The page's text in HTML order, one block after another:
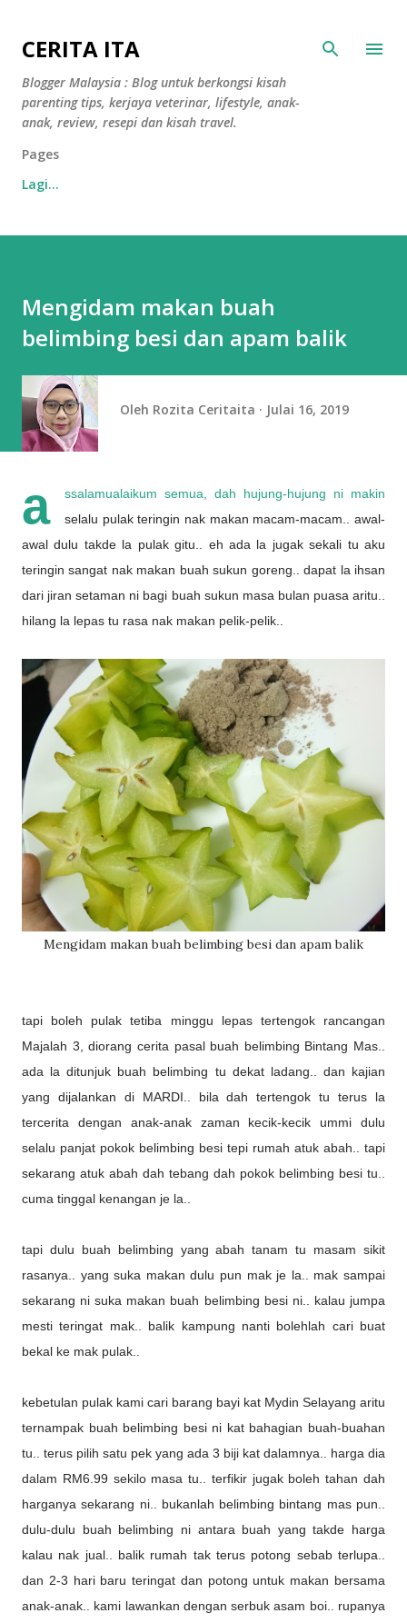
CERITA ITA
Blogger Malaysia : Blog untuk berkongsi kisah
parenting tips, kerjaya veterinar, lifestyle, anak-
anak, review, resepi dan kisah travel.
Pages
Lagi…
Mengidam makan buah
belimbing besi dan apam balik
Oleh Rozita Ceritaita Julai 16, 2019
a
ssalamualaikum semua, dah hujung-hujung ni makin
selalu pulak teringin nak makan macam-macam.. awal-
awal dulu takde la pulak gitu.. eh ada la jugak sekali tu aku
teringin sangat nak makan buah sukun goreng.. dapat la ihsan
dari jiran setaman ni bagi buah sukun masa bulan puasa aritu..
hilang la lepas tu rasa nak makan pelik-pelik..
Mengidam makan buah belimbing besi dan apam balik
tapi boleh pulak tetiba minggu lepas tertengok rancangan
Majalah 3, diorang cerita pasal buah belimbing Bintang Mas..
ada la ditunjuk buah belimbing tu dekat ladang.. dan kajian
yang dijalankan di MARDI.. bila dah tertengok tu terus la
tercerita dengan anak-anak zaman kecik-kecik ummi dulu
selalu panjat pokok belimbing besi tepi rumah atuk abah.. tapi
sekarang atuk abah dah tebang dah pokok belimbing besi tu..
cuma tinggal kenangan je la..
tapi dulu buah belimbing yang abah tanam tu masam sikit
rasanya.. yang suka makan dulu pun mak je la.. mak sampai
sekarang ni suka makan buah belimbing besi ni.. kalau jumpa
mesti teringat mak.. balik kampung nanti bolehlah cari buat
bekal ke mak pulak..
kebetulan pulak kami cari barang bayi kat Mydin Selayang aritu
ternampak buah belimbing besi ni kat bahagian buah-buahan
tu.. terus pilih satu pek yang ada 3 biji kat dalamnya.. harga dia
dalam RM6.99 sekilo masa tu.. terfikir jugak boleh tahan dah
harganya sekarang ni.. bukanlah belimbing bintang mas pun..
dulu-dulu buah belimbing ni antara buah yang takde harga
kalau nak jual.. balik rumah tak terus potong sebab terlupa..
dan 2-3 hari baru teringat dan potong untuk makan bersama
anak-anak.. kami lawankan dengan serbuk asam boi.. rupanya